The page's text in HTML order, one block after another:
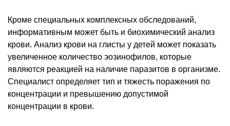
Кроме специальных комплексных обследований,
информативным может быть и биохимический анализ
крови. Анализ крови на глисты у детей может показать
увеличенное количество эозинофилов, которые
являются реакцией на наличие паразитов в организме.
Специалист определяет тип и тяжесть поражения по
концентрации и превышению допустимой
концентрации в крови.